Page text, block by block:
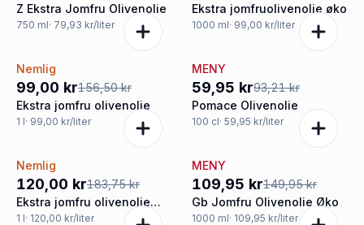
Z Ekstra Jomfru Olivenolie
750 ml· 79,93 kr/liter
Ekstra jomfruolivenolie øko
1000 ml· 99,00 kr/liter
-37%
Nemlig
99,00 kr156,50 kr
Ekstra jomfru olivenolie
1 l· 99,00 kr/liter
-36%
MENY
59,95 kr93,21 kr
Pomace Olivenolie
100 cl· 59,95 kr/liter
-35%
Nemlig
120,00 kr183,75 kr
Ekstra jomfru olivenolie
øko
1 l· 120,00 kr/liter
-27%
MENY
109,95 kr149,95 kr
Gb Jomfru Olivenolie Øko
1000 ml· 109,95 kr/liter